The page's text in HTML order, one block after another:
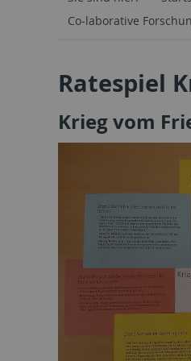
Co-laborative
Ratespiel
Krieg vom